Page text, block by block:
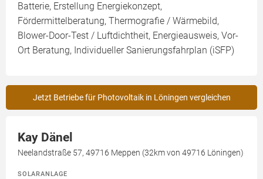
Batterie, Erstellung Energiekonzept,
Fördermittelberatung, Thermografie / Wärmebild,
Blower-Door-Test / Luftdichtheit, Energieausweis, Vor-
Ort Beratung, Individueller Sanierungsfahrplan (iSFP)
Jetzt Betriebe für Photovoltaik in Löningen vergleichen
Kay Dänel
Neelandstraße 57, 49716 Meppen (32km von 49716 Löningen)
SOLARANLAGE